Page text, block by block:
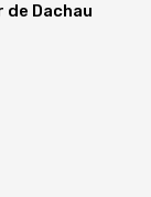
de Dachau